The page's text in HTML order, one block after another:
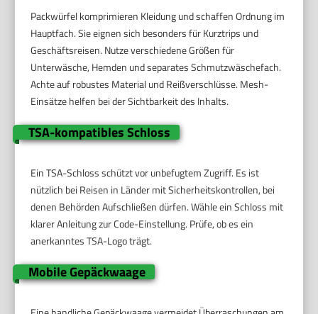
Packwürfel komprimieren Kleidung und schaffen Ordnung im
Hauptfach. Sie eignen sich besonders für Kurztrips und
Geschäftsreisen. Nutze verschiedene Größen für
Unterwäsche, Hemden und separates Schmutzwäschefach.
Achte auf robustes Material und Reißverschlüsse. Mesh-
Einsätze helfen bei der Sichtbarkeit des Inhalts.
TSA-kompatibles Schloss
Ein TSA-Schloss schützt vor unbefugtem Zugriff. Es ist
nützlich bei Reisen in Länder mit Sicherheitskontrollen, bei
denen Behörden Aufschließen dürfen. Wähle ein Schloss mit
klarer Anleitung zur Code-Einstellung. Prüfe, ob es ein
anerkanntes TSA-Logo trägt.
Mobile Gepäckwaage